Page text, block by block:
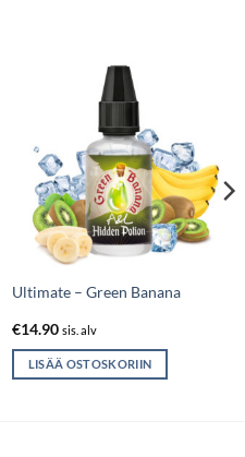
Ultimate – Green Banana
€14.90 sis. alv
LISÄÄ OSTOSKORIIN